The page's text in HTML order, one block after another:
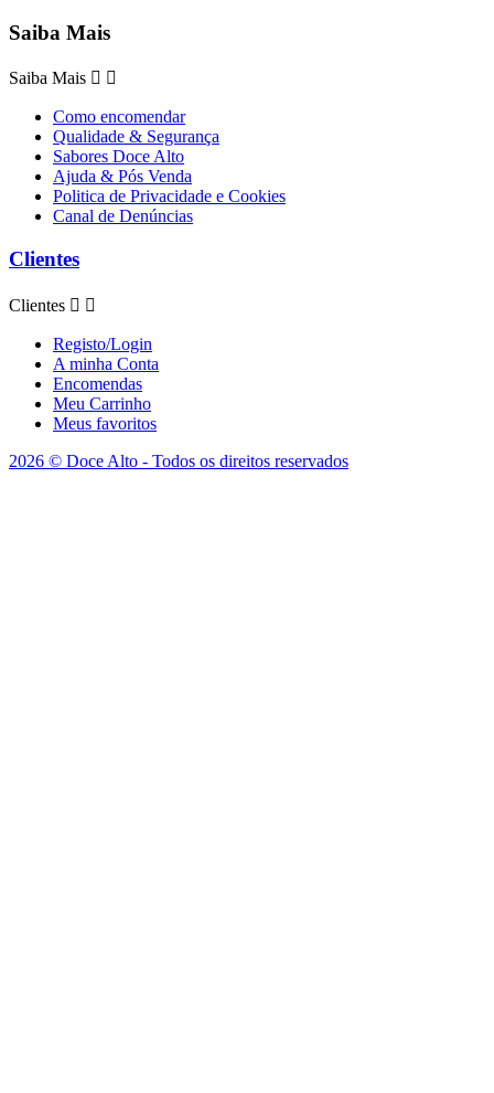
Saiba Mais
Saiba Mais  
Como encomendar
Qualidade & Segurança
Sabores Doce Alto
Ajuda & Pós Venda
Politica de Privacidade e Cookies
Canal de Denúncias
Clientes
Clientes  
Registo/Login
A minha Conta
Encomendas
Meu Carrinho
Meus favoritos
2026 © Doce Alto - Todos os direitos reservados